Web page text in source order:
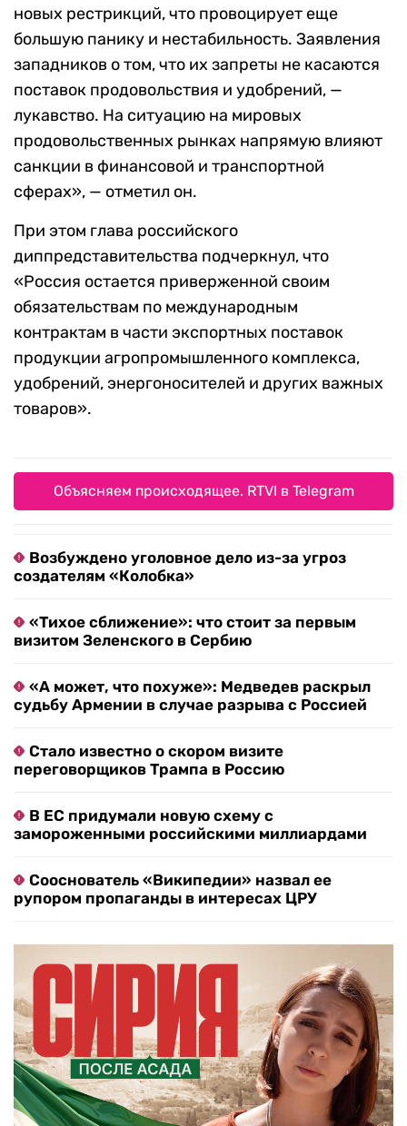
новых рестрикций, что провоцирует еще
большую панику и нестабильность. Заявления
западников о том, что их запреты не касаются
поставок продовольствия и удобрений, —
лукавство. На ситуацию на мировых
продовольственных рынках напрямую влияют
санкции в финансовой и транспортной
сферах», — отметил он.
При этом глава российского
диппредставительства подчеркнул, что
«Россия остается приверженной своим
обязательствам по международным
контрактам в части экспортных поставок
продукции агропромышленного комплекса,
удобрений, энергоносителей и других важных
товаров».
Объясняем происходящее. RTVI в Telegram
Возбуждено уголовное дело из-за угроз
создателям «Колобка»
«Тихое сближение»: что стоит за первым
визитом Зеленского в Сербию
«А может, что похуже»: Медведев раскрыл
судьбу Армении в случае разрыва с Россией
Стало известно о скором визите
переговорщиков Трампа в Россию
В ЕС придумали новую схему с
замороженными российскими миллиардами
Сооснователь «Википедии» назвал ее
рупором пропаганды в интересах ЦРУ